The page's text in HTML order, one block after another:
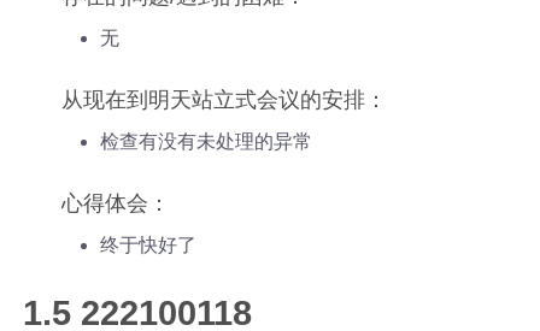
无
从现在到明天站立式会议的安排：
检查有没有未处理的异常
心得体会：
终于快好了
1.5 222100118